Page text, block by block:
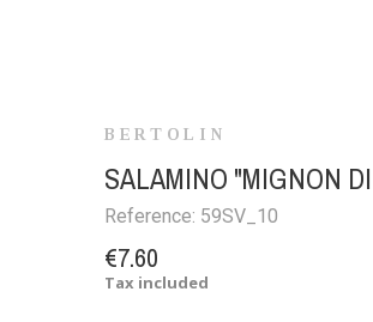
BERTOLIN
SALAMINO "MIGNON
Reference: 59SV_10
€7.60
Tax included